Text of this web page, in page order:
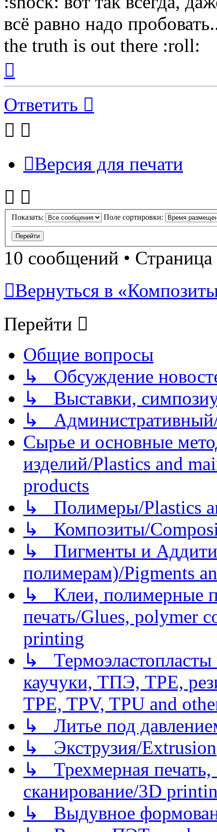
всё равно надо
the truth is out there :roll:
началу
Ответить
Версия для печати
Показать: Поле сортировки:
10 сообщений • Страница
Вернуться в
Перейти
Общие вопросы
↳ Обсуждение
↳ Выставки,
↳
Сырье и основные
изделий/Plastics and
products
↳ Полимеры/Plastics
↳ Композиты/
↳ Пигменты и
полимерам)/Pigments
↳ Клеи, полимерные
печать/Glues, polymer
printing
↳
каучуки, ТПЭ, TPE,
TPE, TPV, TPU and
↳ Литье под
↳ Экструзия/Extrusion
↳ Трехмерная
сканирование/3D
↳ Выдувное